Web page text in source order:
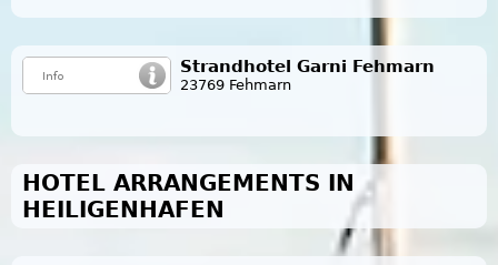
Strandhotel Garni Fehmarn
23769 Fehmarn
HOTEL ARRANGEMENTS IN
HEILIGENHAFEN